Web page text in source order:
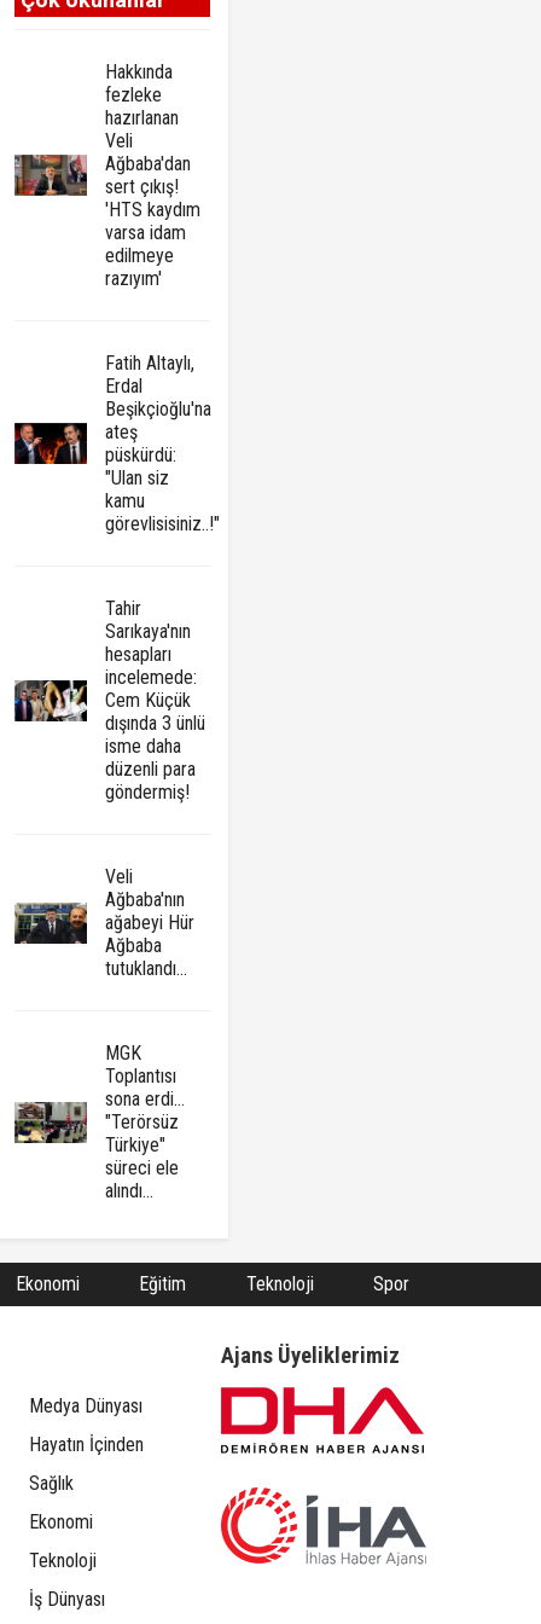
Hakkında
fezleke
hazırlanan
Veli
Ağbaba'dan
sert çıkış!
'HTS kaydım
varsa idam
edilmeye
razıyım'
Fatih Altaylı,
Erdal
Beşikçioğlu'na
ateş
püskürdü:
"Ulan siz
kamu
görevlisisiniz..!"
Tahir
Sarıkaya'nın
hesapları
incelemede:
Cem Küçük
dışında 3 ünlü
isme daha
düzenli para
göndermiş!
Veli
Ağbaba'nın
ağabeyi Hür
Ağbaba
tutuklandı...
MGK
Toplantısı
sona erdi...
"Terörsüz
Türkiye"
süreci ele
alındı...
Ekonomi Eğitim Teknoloji Spor
Medya Dünyası
Hayatın İçinden
Sağlık
Ekonomi
Teknoloji
İş Dünyası
Ajans Üyeliklerimiz